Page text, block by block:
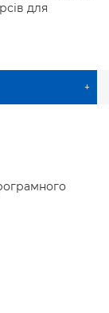
для
+